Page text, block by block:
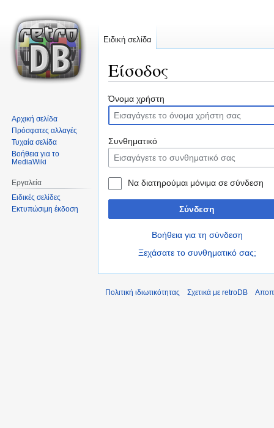
Είσοδος
Μετάβαση
στην
πλοήγηση
Πήδηση
στην
αναζήτηση
Όνομα χρήστη
Συνθηματικό
Να διατηρούμαι μόνιμα σε σύνδεση
Σύνδεση
Βοήθεια για τη σύνδεση
Ξεχάσατε το συνθηματικό σας;
Ειδική σελίδα
Αρχική σελίδα
Πρόσφατες αλλαγές
Τυχαία σελίδα
Βοήθεια για το
MediaWiki
Εργαλεία
Ειδικές σελίδες
Εκτυπώσιμη έκδοση
Πολιτική ιδιωτικότητας Σχετικά με retroDB